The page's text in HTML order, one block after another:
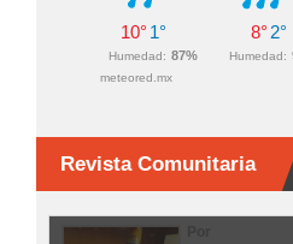
Revista Comunitaria